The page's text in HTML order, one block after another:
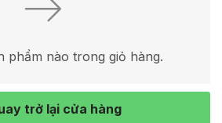
phẩm nào trong giỏ hàng.
trở lại cửa hàng